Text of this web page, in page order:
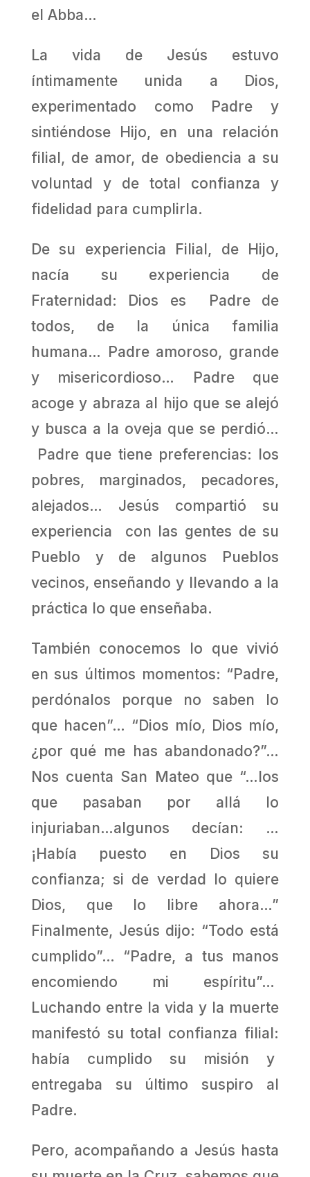
el Abba…
La vida de Jesús estuvo
íntimamente unida a Dios,
experimentado como Padre y
sintiéndose Hijo, en una relación
filial, de amor, de obediencia a su
voluntad y de total confianza y
fidelidad para cumplirla.
De su experiencia Filial, de Hijo,
nacía su experiencia de
Fraternidad: Dios es Padre de
todos, de la única familia
humana… Padre amoroso, grande
y misericordioso… Padre que
acoge y abraza al hijo que se alejó
y busca a la oveja que se perdió…
Padre que tiene preferencias: los
pobres, marginados, pecadores,
alejados… Jesús compartió su
experiencia con las gentes de su
Pueblo y de algunos Pueblos
vecinos, enseñando y llevando a la
práctica lo que enseñaba.
También conocemos lo que vivió
en sus últimos momentos: “Padre,
perdónalos porque no saben lo
que hacen”… “Dios mío, Dios mío,
¿por qué me has abandonado?”…
Nos cuenta San Mateo que “…los
que pasaban por allá lo
injuriaban…algunos decían: …
¡Había puesto en Dios su
confianza; si de verdad lo quiere
Dios, que lo libre ahora…”
Finalmente, Jesús dijo: “Todo está
cumplido”… “Padre, a tus manos
encomiendo mi espíritu”…
Luchando entre la vida y la muerte
manifestó su total confianza filial:
había cumplido su misión y
entregaba su último suspiro al
Padre.
Pero, acompañando a Jesús hasta